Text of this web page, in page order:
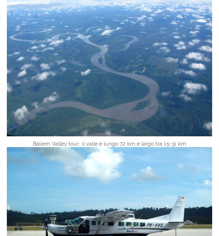
Baliem Valley tour: il valle è lungo 72 km e largo tra 15-31 km